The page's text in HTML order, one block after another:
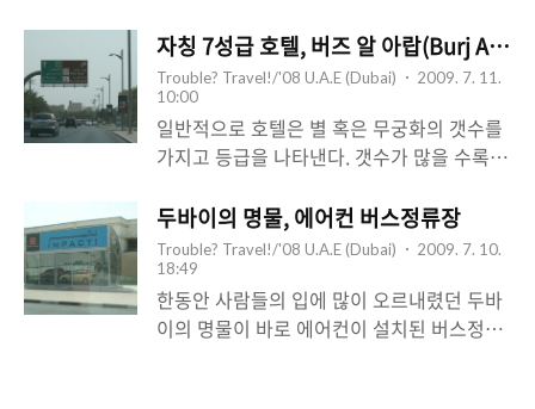
다양한 부대시설 (스키 두바이 역시 몰 오브
에미릿에 있는 시설이다) 이 있는 곳으로 무
척 유명하다. 이름만 들으면 알만한 수많은
명품 브랜드 샵이 입점해 있고 많은 패밀리
레스토랑을 이곳에서 보는 것도 결코 어색한
바이. 차에서 풀 가동을 해도 결코 춥지 않았
던 에..
온 천지에 가득하고 눈은 상상도 할 수 없습
니다. 그런데 돈으로 모든 것을 바꾸어 버리
는 두바이 에서는 영하 3도의 차가운 기온과
눈, 그리고 스키를 즐길 수 있는 곳이 있습니
다. 이곳은 바로 두바이 중심가에 위치한 대
Emirates) " 에 부대시설로 들어서 있는 " 스
키 두바이 (Ski Dubai) " 입니다. 스키 두바이
는 인공 슬로프를 만들어 중동에서 두툼한 스
키 파카와 부츠를 신고 스키, 보드, 그리고 썰
매를 즐길 수 있게 만들어 둔 인공 스키장입
자칭 7성급 호텔, 버즈 알 아랍(Burj Al
Trouble? Travel!/'08 U.A.E (Dubai)
2009. 7. 11.
10:00
일반적으로 호텔은 별 혹은 무궁화의 갯수를
가지고 등급을 나타낸다. 갯수가 많을 수록
성급 호텔이라 하면 가장, 호텔들 중에서도
가장 좋은 서비스와 품질을 보여주는 호텔이
라고 생각하면 된다. 그런데, 두바이에는 7성
급 호텔이라고 스스로를 평가하는 곳이 있다.
너무나도 유명한 버즈 알 아랍 호텔(Burj Al
두바이의 명물, 에어컨 버스정류장
Trouble? Travel!/'08 U.A.E (Dubai)
2009. 7. 10.
18:49
한동안 사람들의 입에 많이 오르내렸던 두바
이의 명물이 바로 에어컨이 설치된 버스정류